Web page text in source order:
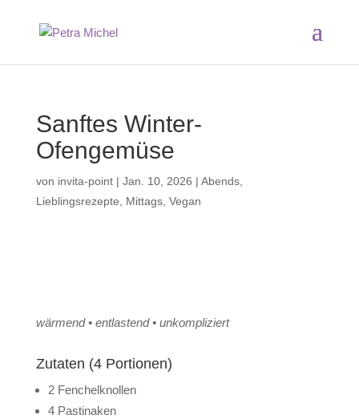
Sanftes Winter-
Ofengemüse
von invita-point| Jan. 10, 2026 | Abends,
Lieblingsrezepte
Mittags, Vegan
wärmend • entlastend • unkompliziert
Zutaten (4 Portionen)
2 Fenchelknollen
4 Pastinaken